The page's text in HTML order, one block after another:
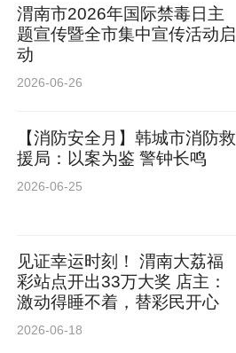
渭南市2026年国际禁毒日主
题宣传暨全市集中宣传活动启
动
2026-06-26
【消防安全月】韩城市消防救
援局：以案为鉴 警钟长鸣
2026-06-25
见证幸运时刻！ 渭南大荔福
彩站点开出33万大奖 店主：
激动得睡不着，替彩民开心
2026-06-18